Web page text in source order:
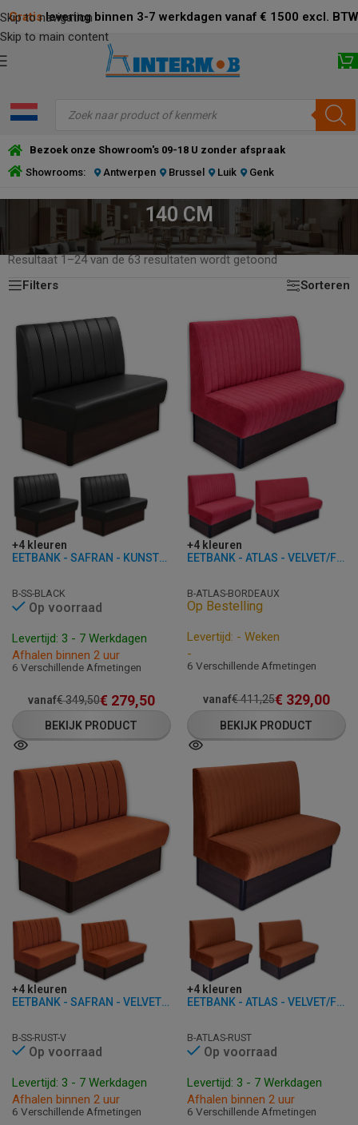
Skip to navigation
Skip to main content
Gratislevering binnen 3-7 werkdagen vanaf € 1500 excl.
Bezoek onze Showroom's 09-18 U zonder afspraak
Showrooms:
Antwerpen Brussel Luik Genk
140 CM
PRODUCT BESCHIKBARE AFMETINGEN/ 140 CM
Resultaat 1–24 van de 63 resultaten wordt getoond
Filters
Sorteren
+4 kleuren
EETBANK - SAFRAN - KUNSTLEER
B-SS-BLACK
Op voorraad
Levertijd: 3 - 7 Werkdagen
Afhalen binnen 2 uur
6 Verschillende Afmetingen
vanaf€349,50€ 279,50
BEKIJK PRODUCT
+4 kleuren
EETBANK - ATLAS - VELVET/FLUWEEL
B-ATLAS-BORDEAUX
Op Bestelling
Levertijd: - Weken
-
6 Verschillende Afmetingen
vanaf€411,25€ 329,00
BEKIJK PRODUCT
+4 kleuren
EETBANK - SAFRAN - VELVET/FLUWEEL
B-SS-RUST-V
Op voorraad
Levertijd: 3 - 7 Werkdagen
Afhalen binnen 2 uur
6 Verschillende Afmetingen
+4 kleuren
EETBANK - ATLAS - VELVET/FLUWEEL
B-ATLAS-RUST
Op voorraad
Levertijd: 3 - 7 Werkdagen
Afhalen binnen 2 uur
6 Verschillende Afmetingen